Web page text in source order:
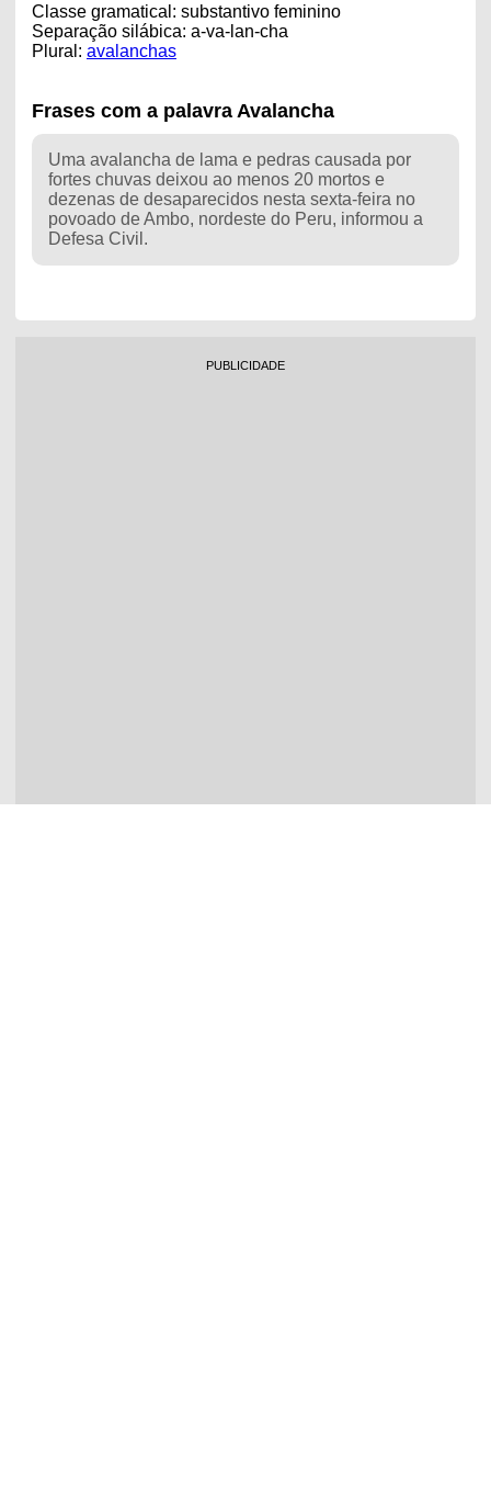
Classe gramatical: substantivo feminino
Separação silábica: a-va-lan-cha
Plural: avalanchas
Frases com a palavra Avalancha
Uma avalancha de lama e pedras causada por
fortes chuvas deixou ao menos 20 mortos e
dezenas de desaparecidos nesta sexta-feira no
povoado de Ambo, nordeste do Peru, informou a
Defesa Civil.
PUBLICIDADE